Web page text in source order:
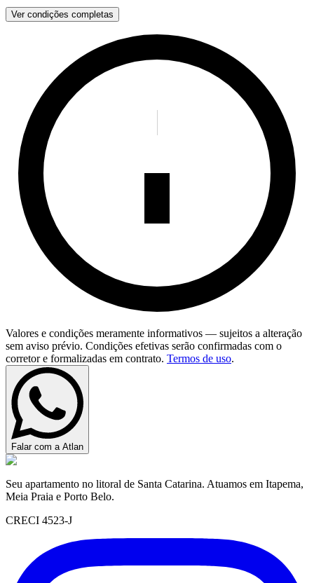
Ver condições completas
Valores e condições meramente informativos — sujeitos a alteração
sem aviso prévio. Condições efetivas serão confirmadas com o
corretor e formalizadas em contrato. Termos de uso.
Falar com a Atlan
Seu apartamento no litoral de Santa Catarina. Atuamos em Itapema,
Meia Praia e Porto Belo.
CRECI 4523-J